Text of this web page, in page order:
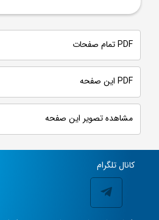
PDF تمام صفحات
PDF این صفحه
مشاهده تصویر این صفحه
کانال تلگرام